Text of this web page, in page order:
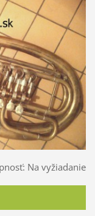
Na vyžiadanie